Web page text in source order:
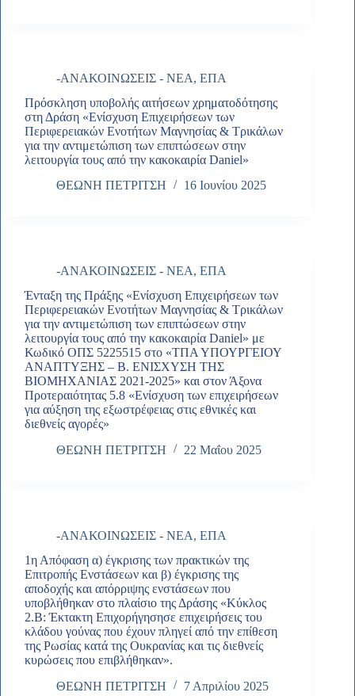
-ΑΝΑΚΟΙΝΩΣΕΙΣ - ΝΕΑ, ΕΠΑ
Πρόσκληση υποβολής αιτήσεων χρηματοδότησης
στη Δράση «Ενίσχυση Επιχειρήσεων των
Περιφερειακών Ενοτήτων Μαγνησίας & Τρικάλων
για την αντιμετώπιση των επιπτώσεων στην
λειτουργία τους από την κακοκαιρία Daniel»
ΘΕΩΝΗ ΠΕΤΡΙΤΣΗ
16 Ιουνίου 2025
-ΑΝΑΚΟΙΝΩΣΕΙΣ - ΝΕΑ, ΕΠΑ
Ένταξη της Πράξης «Ενίσχυση Επιχειρήσεων των
Περιφερειακών Ενοτήτων Μαγνησίας & Τρικάλων
για την αντιμετώπιση των επιπτώσεων στην
λειτουργία τους από την κακοκαιρία Daniel» με
Κωδικό ΟΠΣ 5225515 στο «ΤΠΑ ΥΠΟΥΡΓΕΙΟΥ
ΑΝΑΠΤΥΞΗΣ – Β. ΕΝΙΣΧΥΣΗ ΤΗΣ
ΒΙΟΜΗΧΑΝΙΑΣ 2021-2025» και στον Άξονα
Προτεραιότητας 5.8 «Ενίσχυση των επιχειρήσεων
για αύξηση της εξωστρέφειας στις εθνικές και
διεθνείς αγορές»
ΘΕΩΝΗ ΠΕΤΡΙΤΣΗ
22 Μαΐου 2025
-ΑΝΑΚΟΙΝΩΣΕΙΣ - ΝΕΑ, ΕΠΑ
1η Απόφαση α) έγκρισης των πρακτικών της
Επιτροπής Ενστάσεων και β) έγκρισης της
αποδοχής και απόρριψης ενστάσεων που
υποβλήθηκαν στο πλαίσιο της Δράσης «Κύκλος
2.Β: Έκτακτη Επιχορήγησησε επιχειρήσεις του
κλάδου γούνας που έχουν πληγεί από την επίθεση
της Ρωσίας κατά της Ουκρανίας και τις διεθνείς
κυρώσεις που επιβλήθηκαν».
ΘΕΩΝΗ ΠΕΤΡΙΤΣΗ
7 Απριλίου 2025